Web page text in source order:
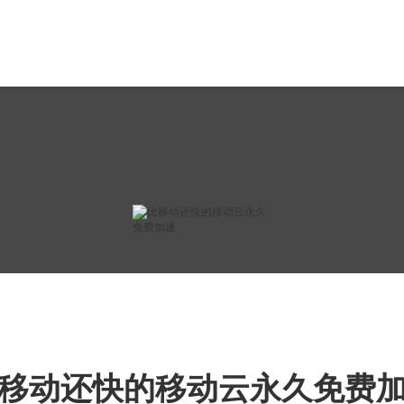
动还快的移动云永久免费